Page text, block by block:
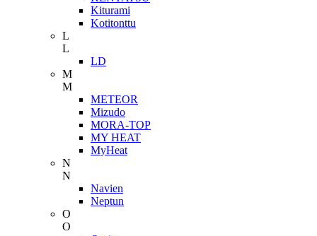
Kiturami
Kotitonttu
L
L
LD
M
M
METEOR
Mizudo
MORA-TOP
MY HEAT
MyHeat
N
N
Navien
Neptun
O
O